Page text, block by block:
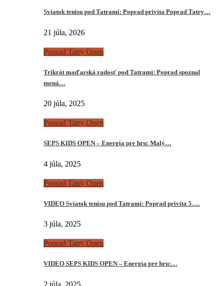
Sviatok tenisu pod Tatrami: Poprad privíta Poprad Tatry…
21 júla, 2026
Poprad Tatry Open
Trikrát maďarská radosť pod Tatrami: Poprad spoznal
mená…
20 júla, 2025
Poprad Tatry Open
SEPS KIDS OPEN – Energia pre hru: Malý…
4 júla, 2025
Poprad Tatry Open
VIDEO Sviatok tenisu pod Tatrami: Poprad privíta 5….
3 júla, 2025
Poprad Tatry Open
VIDEO SEPS KIDS OPEN – Energia pre hru:…
2 júla, 2025